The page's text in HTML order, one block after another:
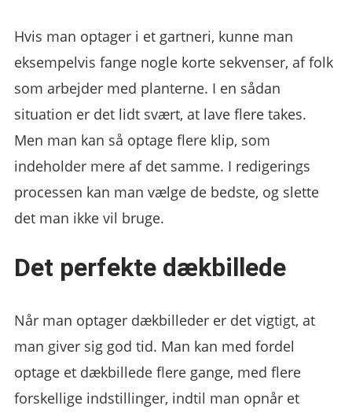
Hvis man optager i et gartneri, kunne man
eksempelvis fange nogle korte sekvenser, af folk
som arbejder med planterne. I en sådan
situation er det lidt svært, at lave flere takes.
Men man kan så optage flere klip, som
indeholder mere af det samme. I redigerings
processen kan man vælge de bedste, og slette
det man ikke vil bruge.
Det perfekte dækbillede
Når man optager dækbilleder er det vigtigt, at
man giver sig god tid. Man kan med fordel
optage et dækbillede flere gange, med flere
forskellige indstillinger, indtil man opnår et